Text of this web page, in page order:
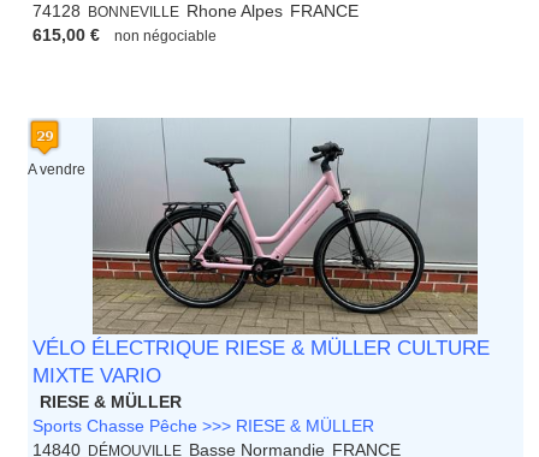
74128
BONNEVILLE Rhone Alpes FRANCE
615,00 €
non négociable
A vendre
VÉLO ÉLECTRIQUE RIESE & MÜLLER CULTURE
MIXTE VARIO
RIESE & MÜLLER
Sports Chasse Pêche >>> RIESE & MÜLLER
14840
DÉMOUVILLE Basse Normandie FRANCE